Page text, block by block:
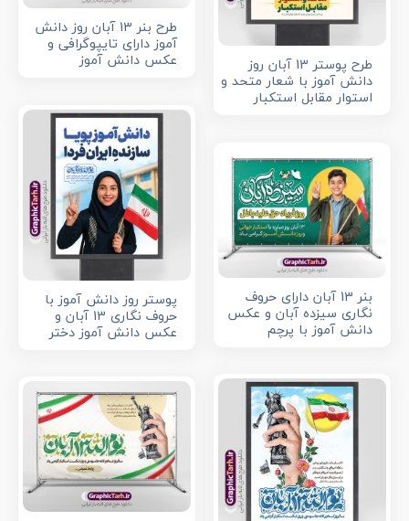
طرح پوستر 13 آبان روز
دانش آموز با شعار متحد و
استوار مقابل استکبار
طرح بنر 13 آبان روز دانش
آموز دارای تایپوگرافی و
عکس دانش آموز
پوستر روز دانش آموز با
حروف نگاری 13 آبان و
عکس دانش آموز دختر
بنر 13 آبان دارای حروف
نگاری سیزده آبان و عکس
دانش آموز با پرچم